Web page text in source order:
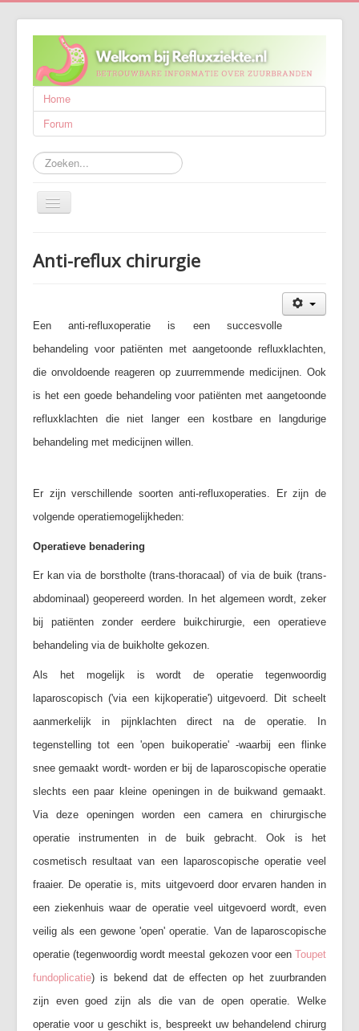
Home
Forum
Zoeken...
Schakelen
navigatie
Behandeling
Wie zijn wij?
Publicaties
Vaak gestelde vragen (FAQ)
Anti-reflux chirurgie
Een anti-refluxoperatie is een succesvolle
behandeling voor patiënten met aangetoonde refluxklachten,
die onvoldoende reageren op zuurremmende medicijnen. Ook
is het een goede behandeling voor patiënten met aangetoonde
refluxklachten die niet langer een kostbare en langdurige
behandeling met medicijnen willen.
Er zijn verschillende soorten anti-refluxoperaties. Er zijn de
volgende operatiemogelijkheden:
Operatieve benadering
Er kan via de borstholte (trans-thoracaal) of via de buik (trans-
abdominaal) geopereerd worden. In het algemeen wordt, zeker
bij patiënten zonder eerdere buikchirurgie, een operatieve
behandeling via de buikholte gekozen.
Als het mogelijk is wordt de operatie tegenwoordig
laparoscopisch ('via een kijkoperatie') uitgevoerd. Dit scheelt
aanmerkelijk in pijnklachten direct na de operatie. In
tegenstelling tot een 'open buikoperatie' -waarbij een flinke
snee gemaakt wordt- worden er bij de laparoscopische operatie
slechts een paar kleine openingen in de buikwand gemaakt.
Via deze openingen worden een camera en chirurgische
operatie instrumenten in de buik gebracht. Ook is het
cosmetisch resultaat van een laparoscopische operatie veel
fraaier. De operatie is, mits uitgevoerd door ervaren handen in
een ziekenhuis waar de operatie veel uitgevoerd wordt, even
veilig als een gewone 'open' operatie. Van de laparoscopische
operatie (tegenwoordig wordt meestal gekozen voor een Toupet
fundoplicatie) is bekend dat de effecten op het zuurbranden
zijn even goed zijn als die van de open operatie. Welke
operatie voor u geschikt is, bespreekt uw behandelend chirurg